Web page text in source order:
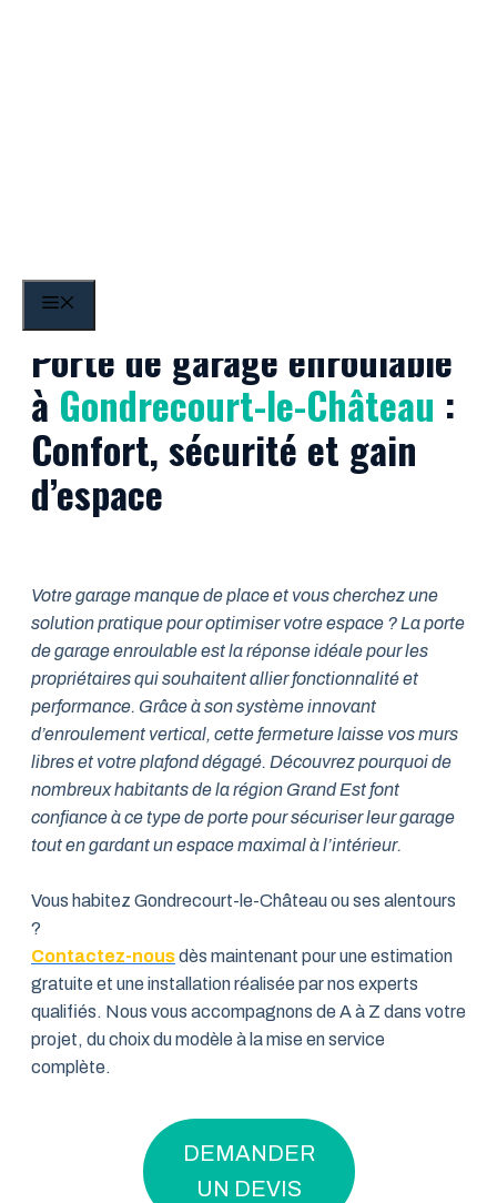
Porte de garage enroulable
à Gondrecourt-le-Château :
Confort, sécurité et gain
d’espace
Votre garage manque de place et vous cherchez une
solution pratique pour optimiser votre espace ? La porte
de garage enroulable est la réponse idéale pour les
propriétaires qui souhaitent allier fonctionnalité et
performance. Grâce à son système innovant
d’enroulement vertical, cette fermeture laisse vos murs
libres et votre plafond dégagé. Découvrez pourquoi de
nombreux habitants de la région Grand Est font
confiance à ce type de porte pour sécuriser leur garage
tout en gardant un espace maximal à l’intérieur.
Vous habitez Gondrecourt-le-Château ou ses alentours
?
Contactez-nousdès maintenant pour une estimation
gratuite et une installation réalisée par nos experts
qualifiés. Nous vous accompagnons de A à Z dans votre
projet, du choix du modèle à la mise en service
complète.
DEMANDER
UN DEVIS